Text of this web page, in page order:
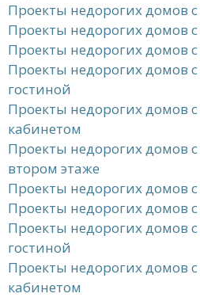
Проекты недорогих домов
Проекты недорогих домов
Проекты недорогих домов
Проекты недорогих домов
гостиной
Проекты недорогих домов
кабинетом
Проекты недорогих домов
втором этаже
Проекты недорогих домов
Проекты недорогих домов
Проекты недорогих домов
гостиной
Проекты недорогих домов
кабинетом